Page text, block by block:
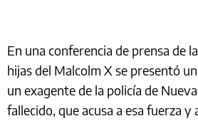
En una conferencia de prensa de
hijas del Malcolm X se presentó
un exagente de la policía de
fallecido, que acusa a esa fuerza y